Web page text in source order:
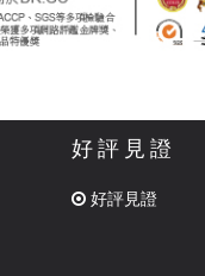
好評見證
好評見證